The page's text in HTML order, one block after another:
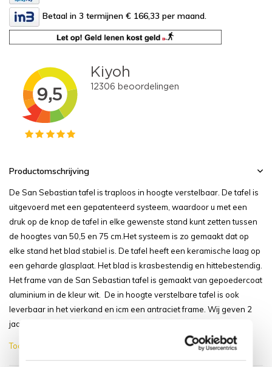
Betaal in 3 termijnen € 166,33 per maand.
Productomschrijving
De San Sebastian tafel is traploos in hoogte verstelbaar. De tafel is
uitgevoerd met een gepatenteerd systeem, waardoor u met een
druk op de knop de tafel in elke gewenste stand kunt zetten tussen
de hoogtes van 50,5 en 75 cm.Het systeem is zo gemaakt dat op
elke stand het blad stabiel is. De tafel heeft een keramische laag op
een geharde glasplaat. Het blad is krasbestendig en hittebestendig.
Het frame van de San Sebastian tafel is gemaakt van gepoedercoat
aluminium in de kleur wit. De in hoogte verstelbare tafel is ook
leverbaar in het vierkand en icm een antraciet frame. Wij geven 2
jaar garantie op de San Sebastian in hoogte verstel...
Toon meer